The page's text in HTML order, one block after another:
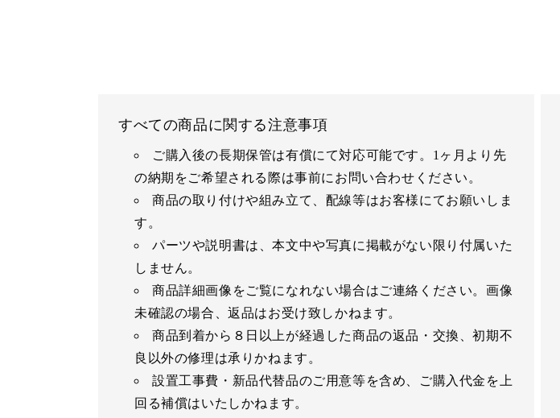
すべての商品に関する注意事項
ご購入後の長期保管は有償にて対応可能です。1ヶ月より先
の納期をご希望される際は事前にお問い合わせください。
商品の取り付けや組み立て、配線等はお客様にてお願いしま
す。
パーツや説明書は、本文中や写真に掲載がない限り付属いた
しません。
商品詳細画像をご覧になれない場合はご連絡ください。画像
未確認の場合、返品はお受け致しかねます。
商品到着から８日以上が経過した商品の返品・交換、初期不
良以外の修理は承りかねます。
設置工事費・新品代替品のご用意等を含め、ご購入代金を上
回る補償はいたしかねます。